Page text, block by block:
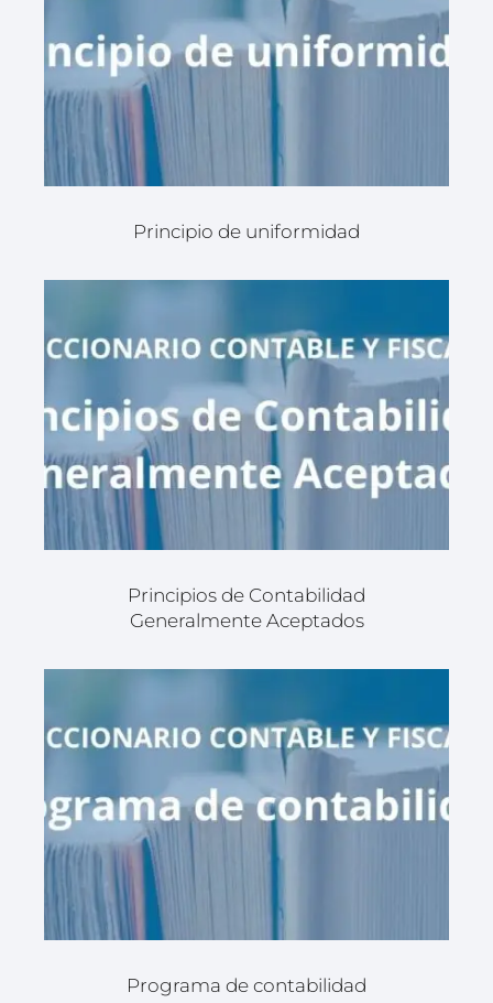
Principio de uniformidad
Principios de Contabilidad
Generalmente Aceptados
Programa de contabilidad